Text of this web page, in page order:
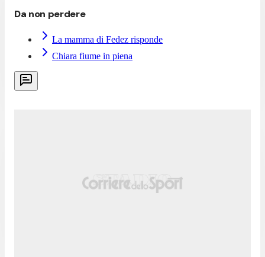
Da non perdere
La mamma di Fedez risponde
Chiara fiume in piena